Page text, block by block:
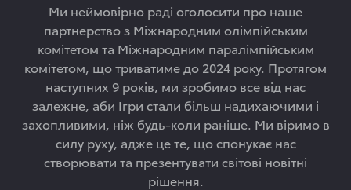
Ми неймовірно раді оголосити про наше
партнерство з Міжнародним олімпійським
комітетом та Міжнародним паралімпійським
комітетом, що триватиме до 2024 року. Протягом
наступних 9 років, ми зробимо все від нас
залежне, аби Ігри стали більш надихаючими і
захопливими, ніж будь-коли раніше. Ми віримо в
силу руху, адже це те, що спонукає нас
створювати та презентувати світові новітні
рішення.